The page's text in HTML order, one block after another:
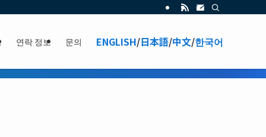
연락 정보 문의 ENGLISH/日本語/中文/한국어